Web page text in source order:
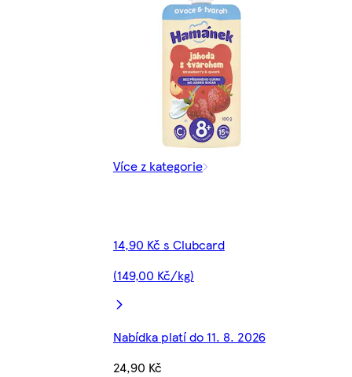
Více z kategorie
14,90 Kč s Clubcard
(149,00 Kč/kg)
Nabídka platí do 11. 8. 2026
24,90 Kč